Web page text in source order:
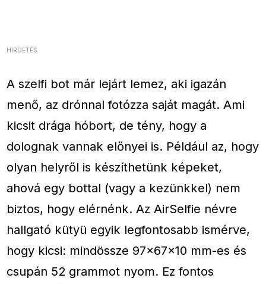
HIRDETÉS
A szelfi bot már lejárt lemez, aki igazán
menő, az drónnal fotózza saját magát. Ami
kicsit drága hóbort, de tény, hogy a
dolognak vannak előnyei is. Például az, hogy
olyan helyről is készíthetünk képeket,
ahová egy bottal (vagy a kezünkkel) nem
biztos, hogy elérnénk. Az AirSelfie névre
hallgató kütyü egyik legfontosabb ismérve,
hogy kicsi: mindössze 97×67×10 mm-es és
csupán 52 grammot nyom. Ez fontos